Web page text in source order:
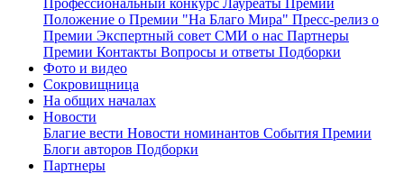
Профессиональный конкурс Лауреаты Премии
Положение о Премии "На Благо Мира" Пресс-релиз о
Премии Экспертный совет СМИ о нас Партнеры
Премии Контакты Вопросы и ответы Подборки
Фото и видео
Сокровищница
На общих началах
Новости
Благие вести Новости номинантов События Премии
Блоги авторов Подборки
Партнеры